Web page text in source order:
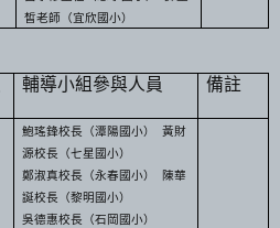
皙老師（宜欣國小）
輔導小組參與人員 備註
鮑瑤鋒校長（潭陽國小）
黃財
源校長（七星國小）
鄭淑真校長（永春國小）
陳華
誕校長（黎明國小）
吳德惠校長（石岡國小）